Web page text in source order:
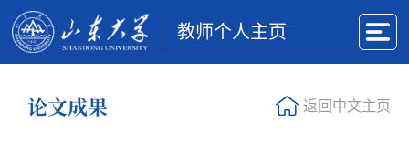
教师个人主页
论文成果 返回中文主页